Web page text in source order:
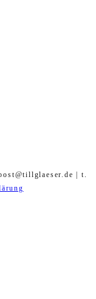
| t.